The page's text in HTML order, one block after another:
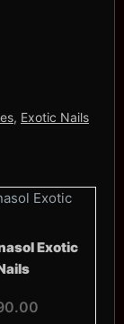
, Exotic Nails
Exotic